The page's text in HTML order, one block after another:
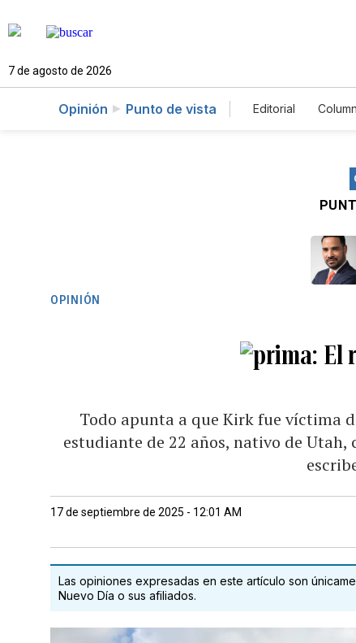
7 de agosto de 2026
Opinión Punto de vista Editorial
OPINIÓN
El
Todo apunta a que Kirk fue víctima
estudiante de 22 años, nativo de
17 de septiembre de 2025 - 12:01 AM
Las opiniones expresadas en este artículo son
Nuevo Día o sus afiliados.